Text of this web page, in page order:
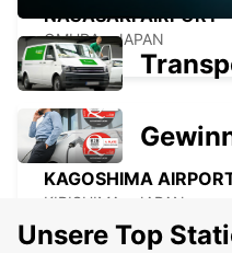
NAGASAKI AIRPORT
OMURA - JAPAN
KAGOSHIMA
KIRISHIMA - JAPAN
Unsere Top